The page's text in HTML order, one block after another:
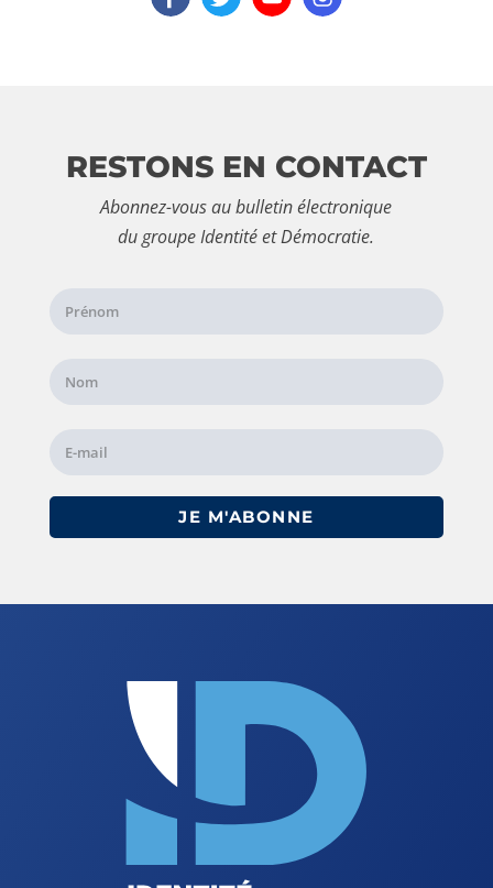
RESTONS EN CONTACT
Abonnez-vous au bulletin électronique
du groupe Identité et Démocratie.
JE M'ABONNE